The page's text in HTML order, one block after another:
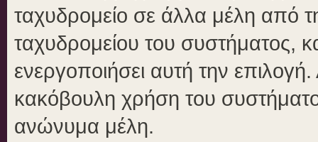
ταχυδρομείο σε άλλα μέλη από
ταχυδρομείου του συστήματος,
ενεργοποιήσει αυτή την
κακόβουλη χρήση του
ανώνυμα μέλη.